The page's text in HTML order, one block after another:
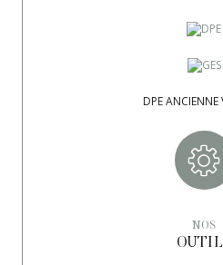
DPE ANCIENNE
NOS